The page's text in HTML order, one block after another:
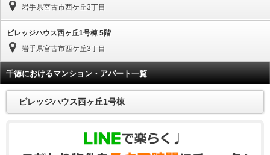
岩手県宮古市西ケ丘3丁目
ビレッジハウス西ヶ丘1号棟 5階
岩手県宮古市西ケ丘3丁目
千徳におけるマンション・アパート一覧
ビレッジハウス西ヶ丘1号棟